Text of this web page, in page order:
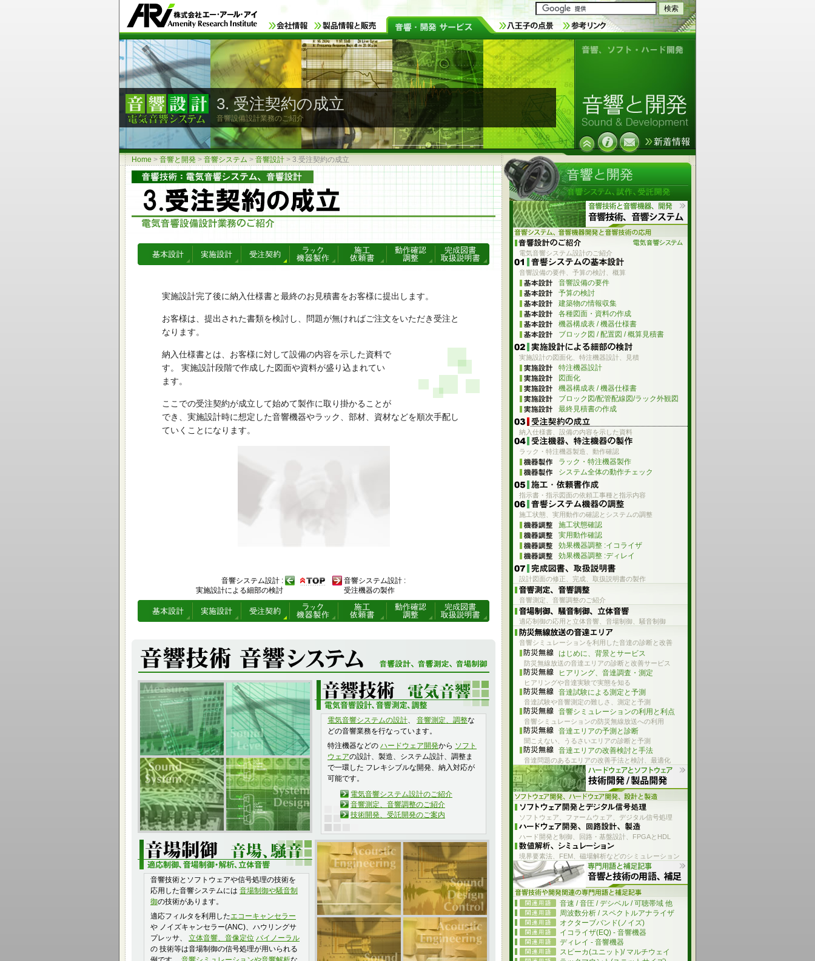
3. 受注契約の成立
音響設備設計業務のご紹介
Home > 音響と開発 > 音響システム > 音響設計 > 3.受注契約の成立
実施設計完了後に納入仕様書と最終のお見積書をお客様に提出します。
お客様は、提出された書類を検討し、問題が無ければご注文をいただき受注と
なります。
納入仕様書とは、お客様に対して設備の内容を示した資料で
す。 実施設計段階で作成した図面や資料が盛り込まれてい
ます。
ここでの受注契約が成立して始めて製作に取り掛かることが
でき、実施設計時に想定した音響機器やラック、部材、資材などを順次手配し
ていくことになります。
音響システム設計 :
実施設計による細部の検討
音響システム設計 :
受注機器の製作
電気音響システムの設計、 音響測定、調整な
どの音響業務を行なっています。
特注機器などの ハードウェア開発から ソフト
ウェアの設計、製造、システム設計、調整ま
で一環した フレキシブルな開発、納入対応が
可能です。
電気音響システム設計のご紹介
音響測定、音響調整のご紹介
技術開発、受託開発のご案内
音響技術とソフトウェアや信号処理の技術を
応用した音響システムには 音場制御や騒音制
御の技術があります。
適応フィルタを利用したエコーキャンセラー
や ノイズキャンセラー(ANC)、ハウリングサ
プレッサ、 立体音響、音像定位 バイノーラル
の 技術等は音場制御の信号処理が用いられる
電気音響システム設計のご紹介
音響設備の要件、予算の検討、概算
音響設備の要件
予算の検討
建築物の情報収集
各種図面・資料の作成
機器構成表 / 機器仕様書
ブロック図 / 配置図 / 概算見積書
実施設計の図面化、特注機器設計、見積
特注機器設計
図面化
機器構成表 / 機器仕様書
ブロック図/配管配線図/ラック外観図
最終見積書の作成
納入仕様書、設備の内容を示した資料
ラック・特注機器製造、動作確認
ラック・特注機器製作
システム全体の動作チェック
指示書・指示図面の依頼工事種と指示内容
施工状態、実用動作の確認とシステムの調整
施工状態確認
実用動作確認
効果機器調整 :イコライザ
効果機器調整 :ディレイ
設計図面の修正、完成、取扱説明書の製作
音響測定、音響調整のご紹介
適応制御の応用と立体音響、音場制御、騒音制御
音響シミュレーションを利用した音達の診断と改善
はじめに、背景とサービス
防災無線放送の音達エリアの診断と改善サービス
ヒアリング、音達調査・測定
ヒアリングや音達実験で実態を知る
音達試験による測定と予測
音達試験や音響測定の難しさ、測定と予測
音響シミュレーションの利用と利点
音響シミュレーションの防災無線放送への利用
音達エリアの予測と診断
聞こえない、うるさいエリアの診断と予測
音達エリアの改善検討と手法
音達問題のあるエリアの改善手法と検討、最適化
ソフトウェア、ファームウェア、デジタル信号処理
ハード開発と制御、回路・基盤設計、FPGAとHDL
境界要素法、FEM、磁場解析などのシミュレーション
音速 / 音圧 / デシベル / 可聴帯域 他
周波数分析 / スペクトルアナライザ
オクターブバンド(ノイズ)
イコライザ(EQ) - 音響機器
ディレイ - 音響機器
スピーカ(ユニット)/ マルチウェイ